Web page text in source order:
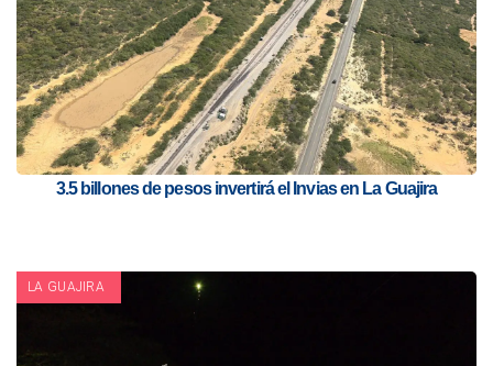
3.5 billones de pesos invertirá el Invias en La Guajira
LA GUAJIRA